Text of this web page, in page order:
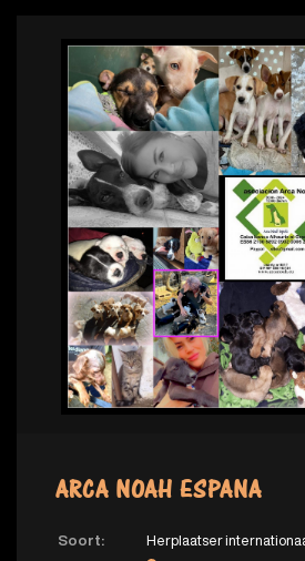
ARCA NOAH ESPANA
Soort:
Herplaatser